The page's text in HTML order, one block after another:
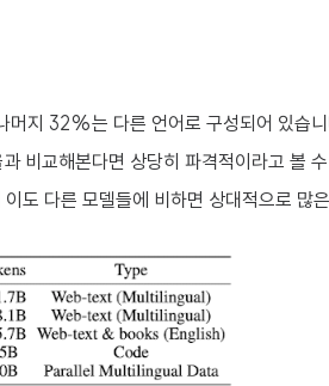
지 32%는 다른 언어로 구성되어 있습
비교해본다면 상당히 파격적이라고 볼
도 다른 모델들에 비하면 상대적으로 많